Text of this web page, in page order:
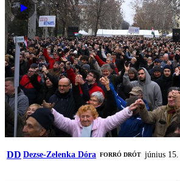
DD Dezse-Zelenka Dóra FORRÓ DRÓT június 15.